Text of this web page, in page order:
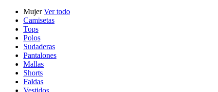
MujerVer todo
Camisetas
Tops
Polos
Sudaderas
Pantalones
Mallas
Shorts
Faldas